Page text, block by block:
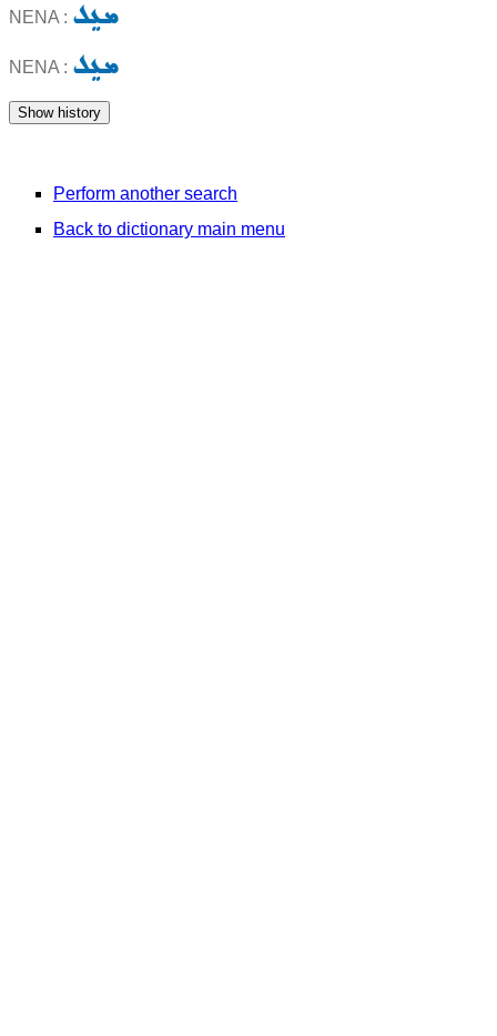
NENA : ܡܥܸܠ
NENA : ܡܥܸܠ
Perform another search
Back to dictionary main menu